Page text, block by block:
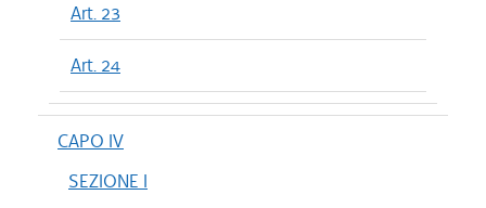
Art. 23
Art. 24
CAPO IV
SEZIONE I